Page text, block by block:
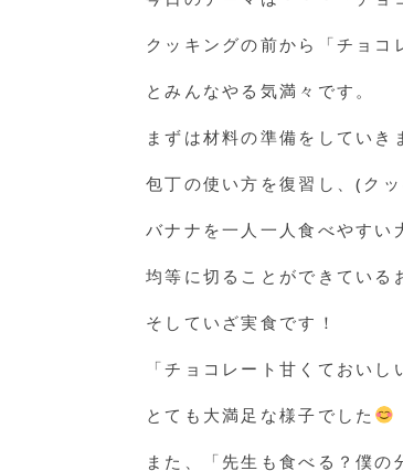
クッキングの前から「チョコ
とみんなやる気満々です。
まずは材料の準備をしていき
包丁の使い方を復習し、(ク
バナナを一人一人食べやすい
均等に切ることができている
そしていざ実食です！
「チョコレート甘くておい
とても大満足な様子でした
また、「先生も食べる？僕の